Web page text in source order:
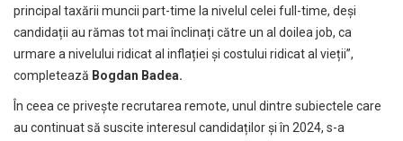
principal taxării muncii part-time la nivelul celei full-time, deși
candidații au rămas tot mai înclinați către un al doilea job, ca
urmare a nivelului ridicat al inflației și costului ridicat al vieții”,
completează Bogdan Badea.
În ceea ce privește recrutarea remote, unul dintre subiectele care
au continuat să suscite interesul candidaților și în 2024, s-a